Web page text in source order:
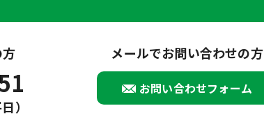
）
メールでお問い合わせの方
お問い合わせフォーム